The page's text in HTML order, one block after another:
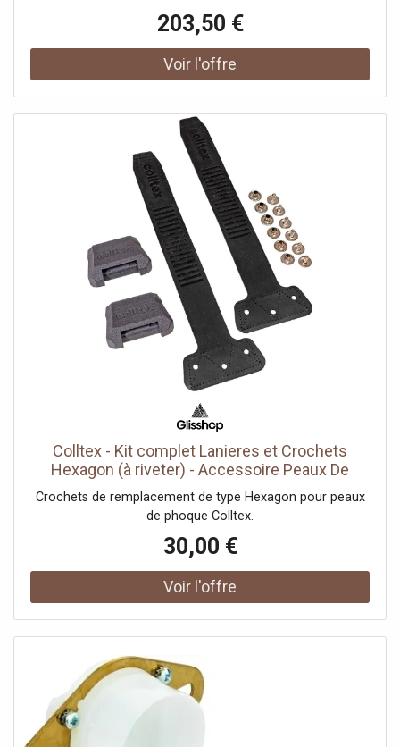
gateway compatible Matter et HomeKit. Composition du
kit : 1 × Serrure intelligente EZVIZ DL01 Pro 1 × Home
Gateway EZVIZ A3-R200 1 × Clavier multifonction EZVIZ
DL01CP Caractéristiques clés : Installation DL01 Pro en
permanentes Accès intelligent : application EZVIZ
(Bluetooth) + gestion des utilisateurs et des clés
numériques Clavier DL01CP : déverrouillage par code PIN
et carte de proximité, sonnette intégrée et anti-sabotage
Hub A3-R200 : connecte jusqu'à 64 appareils, alertes push
+ sirène 85 dB Compatibilité maison intelligente : Matter et
Apple HomeKit (via gateway) Fonctions sécurité/confort :
auto-verrouillage, mode confidentialité, alerte porte
ouverte
203,50 €
Colltex - Kit complet Lanieres et Crochets
Hexagon (à riveter) - Accessoire Peaux De
Rando
Crochets de remplacement de type Hexagon pour peaux
de phoque Colltex.
30,00 €